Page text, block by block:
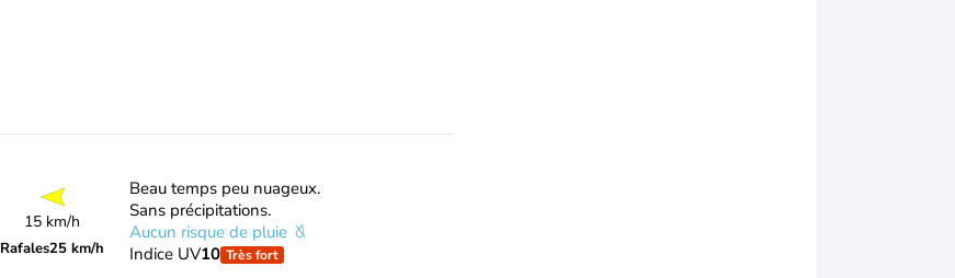
15 km/h
Rafales25 km/h
Beau temps peu nuageux.
Sans précipitations.
Aucun risque de pluie
Indice UV10 Très fort